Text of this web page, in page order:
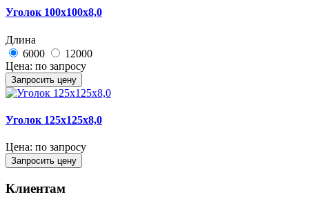
Уголок 100х100х8,0
Длина
6000
12000
Цена: по запросу
Запросить цену
Уголок 125х125х8,0
Цена: по запросу
Запросить цену
Клиентам